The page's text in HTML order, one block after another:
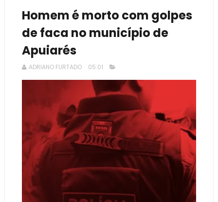
Homem é morto com golpes
de faca no município de
Apuiarés
ADRIANO FURTADO 05:01